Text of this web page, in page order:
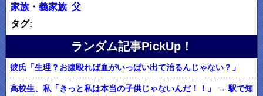
家族・義家族 父
タグ:
ランダム記事PickUp！
彼氏「生理？お腹殴れば血がいっぱい出て治るんじゃない？」
高校生、私「きっと私は本当の子供じゃないんだ！！」 → 駅で知